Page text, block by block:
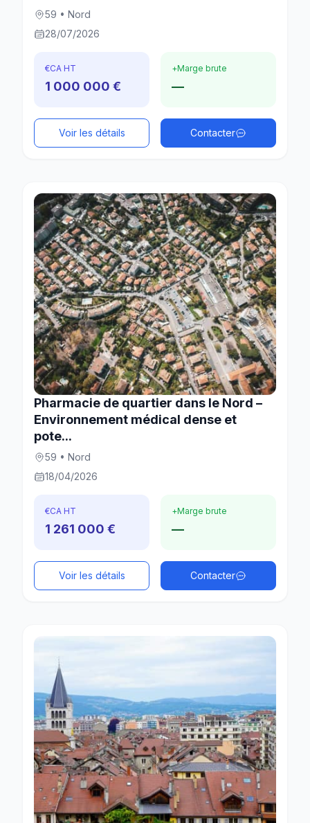
59 • Nord
28/07/2026
€CA HT
1 000 000 €
+Marge brute
—
Voir les détails Contacter
Pharmacie de quartier dans le Nord –
Environnement médical dense et
pote...
59 • Nord
18/04/2026
€CA HT
1 261 000 €
+Marge brute
—
Voir les détails Contacter